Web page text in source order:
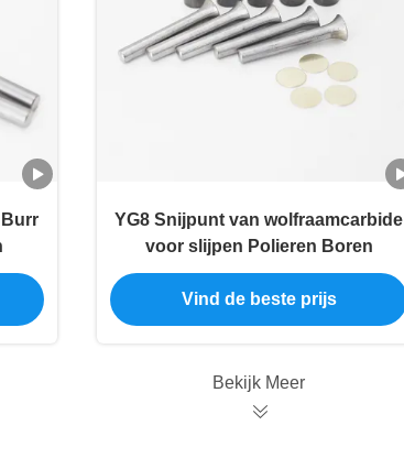
YG8 Snijpunt van wolfraamcarbide
voor slijpen Polieren Boren
Vind de beste prijs
Bekijk Meer